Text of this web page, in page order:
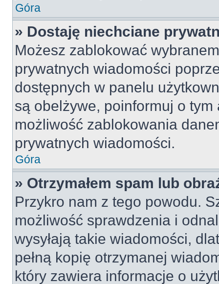
Góra
» Dostaję niechciane
Możesz zablokować
prywatnych wiadomości
dostępnych w panelu
są obelżywe, poinformuj o
możliwość zablokowania
prywatnych wiadomości.
Góra
» Otrzymałem spam lub
Przykro nam z tego powodu.
możliwość sprawdzenia i
wysyłają takie wiadomości,
pełną kopię otrzymanej
który zawiera informacje o